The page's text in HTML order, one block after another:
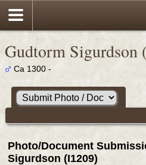
Gudtorm Sigurdson
Ca 1300 -
Photo/Document
Sigurdson (I1209)